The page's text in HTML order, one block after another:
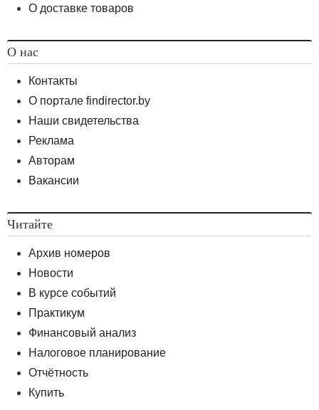
О доставке товаров
О нас
Контакты
О портале findirector.by
Наши свидетельства
Реклама
Авторам
Вакансии
Читайте
Архив номеров
Новости
В курсе событий
Практикум
Финансовый анализ
Налоговое планирование
Отчётность
Купить